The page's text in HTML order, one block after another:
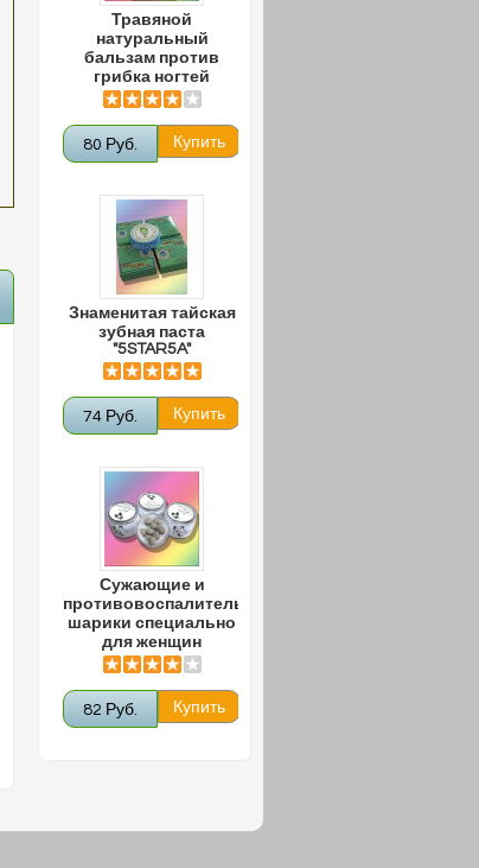
Травяной
натуральный
бальзам против
грибка ногтей
80 Руб.
Знаменитая тайская
зубная паста
"5STAR5A"
74 Руб.
Сужающие и
противовоспалительные
шарики специально
для женщин
82 Руб.